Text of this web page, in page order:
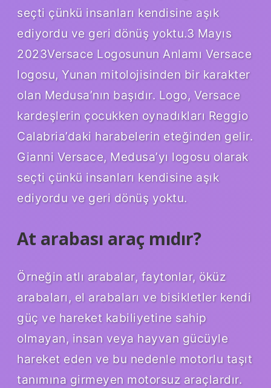
seçti çünkü insanları kendisine aşık
ediyordu ve geri dönüş yoktu.3 Mayıs
2023Versace Logosunun Anlamı Versace
logosu, Yunan mitolojisinden bir karakter
olan Medusa’nın başıdır. Logo, Versace
kardeşlerin çocukken oynadıkları Reggio
Calabria’daki harabelerin eteğinden gelir.
Gianni Versace, Medusa’yı logosu olarak
seçti çünkü insanları kendisine aşık
ediyordu ve geri dönüş yoktu.
At arabası araç mıdır?
Örneğin atlı arabalar, faytonlar, öküz
arabaları, el arabaları ve bisikletler kendi
güç ve hareket kabiliyetine sahip
olmayan, insan veya hayvan gücüyle
hareket eden ve bu nedenle motorlu taşıt
tanımına girmeyen motorsuz araçlardır.